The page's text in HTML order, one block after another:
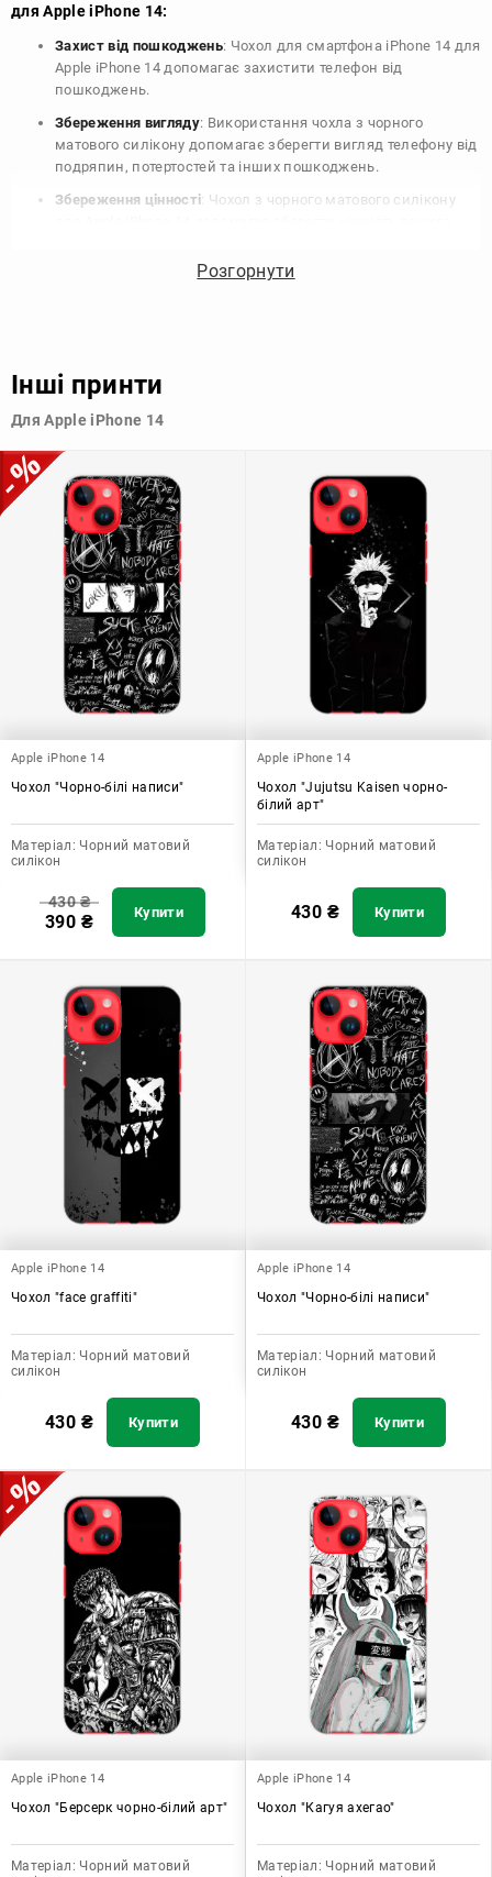
для Apple iPhone 14:
Захист від пошкоджень: Чохол для смартфона iPhone 14 для
Apple iPhone 14 допомагає захистити телефон від
пошкоджень.
Збереження вигляду: Використання чохла з чорного
матового силікону допомагає зберегти вигляд телефону від
подряпин, потертостей та інших пошкоджень.
Збереження цінності: Чохол з чорного матового силікону
продати свій пристрій в майбутньому.
Узагалі, чохол для телефону - це дуже корисний аксесуар, який
допомагає захистити ваш пристрій, зберегти його цінність і
Розгорнути
Інші принти
Для Apple iPhone 14
Apple iPhone 14
Чохол "Чорно-білі написи"
Матеріал: Чорний матовий
силікон
430₴
390 ₴ Купити
Apple iPhone 14
Чохол "Jujutsu Kaisen чорно-
білий арт"
Матеріал: Чорний матовий
силікон
430 ₴ Купити
Apple iPhone 14
Чохол "face graffiti"
Матеріал: Чорний матовий
силікон
430 ₴ Купити
Apple iPhone 14
Чохол "Чорно-білі написи"
Матеріал: Чорний матовий
силікон
430 ₴ Купити
Apple iPhone 14
Чохол "Берсерк чорно-білий арт"
Матеріал: Чорний матовий
Apple iPhone 14
Чохол "Кагуя ахегао"
Матеріал: Чорний матовий